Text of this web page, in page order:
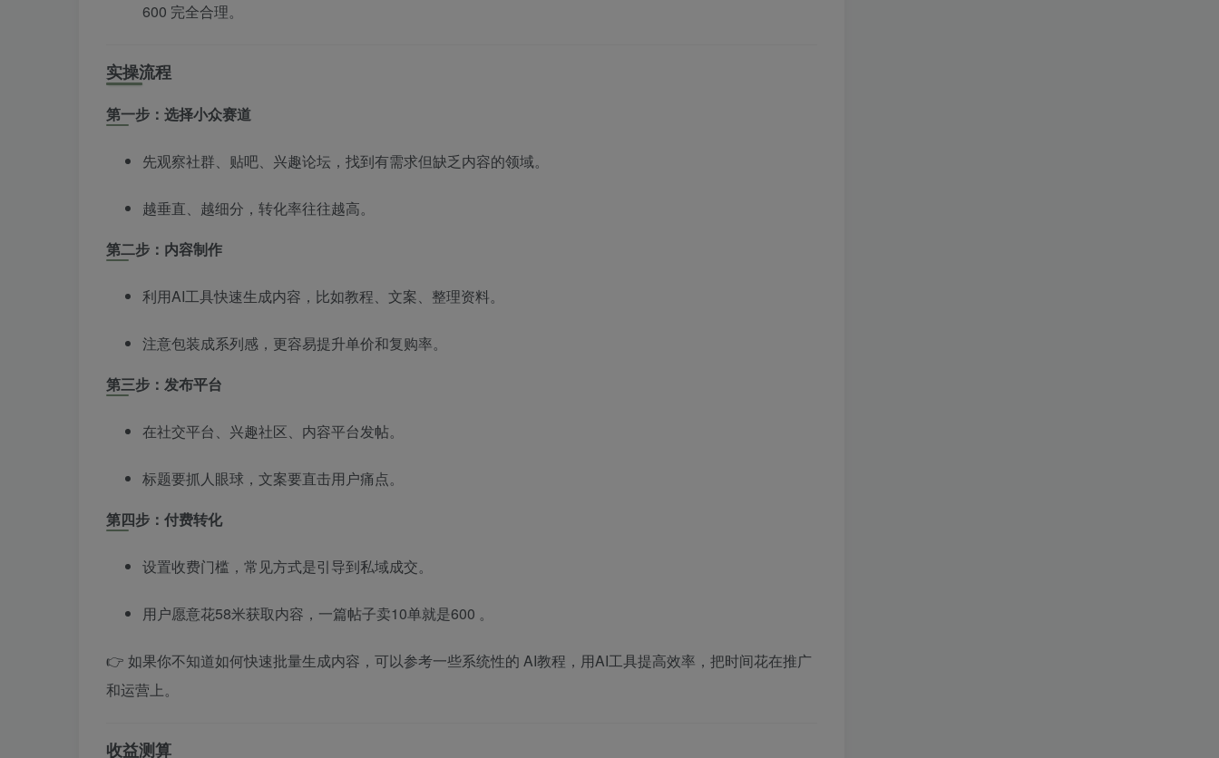
600 完全合理。
实操流程
第一步：选择小众赛道
先观察社群、贴吧、兴趣论坛，找到有需求但缺乏内容的领域。
越垂直、越细分，转化率往往越高。
第二步：内容制作
利用AI工具快速生成内容，比如教程、文案、整理资料。
注意包装成系列感，更容易提升单价和复购率。
第三步：发布平台
在社交平台、兴趣社区、内容平台发帖。
标题要抓人眼球，文案要直击用户痛点。
第四步：付费转化
设置收费门槛，常见方式是引导到私域成交。
用户愿意花58米获取内容，一篇帖子卖10单就是600 。
👉 如果你不知道如何快速批量生成内容，可以参考一些系统性的 AI教程 ，用AI工具提高效率，把时间花在推广
和运营上。
收益测算